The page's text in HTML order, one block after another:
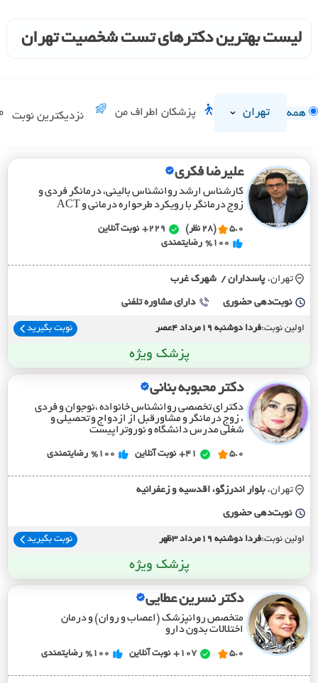
لیست بهترین دکترهای تست شخصیت تهران
همه تهران پزشکان اطراف من نزدیکترین نوبت
علیرضا فکری
کارشناس ارشد روانشناس بالینی، درمانگر فردی و
زوج درمانگر با رویکرد طرحواره درمانی و ACT
5.0 (28 نظر) 229+
نوبت آنلاین
%100 رضایتمندی
تهران، پاسداران / شهرک غرب
نوبت‌دهی حضوری دارای مشاوره تلفنی
اولین نوبت:فردا دوشنبه 19مرداد 4عصر نوبت بگیرید
پزشک ویژه
دکتر محبوبه بنانی
دکترای تخصصی روانشناس خانواده ،نوجوان و فردی
، زوج درمانگر و مشاورقبل از ازدواج و تحصیلی و
شغلی مدرس دانشگاه و نوروتراپیست
5.0
41+ نوبت آنلاین %100 رضایتمندی
تهران، بلوار اندرزگو، اقدسيه و زعفرانيه
نوبت‌دهی حضوری
اولین نوبت:فردا دوشنبه 19مرداد 3ظهر نوبت بگیرید
پزشک ویژه
دکتر نسرین عطایی
متخصص روانپزشک (اعصاب و روان) و درمان
اختلالات بدون دارو
5.0
107+ نوبت آنلاین %100 رضایتمندی